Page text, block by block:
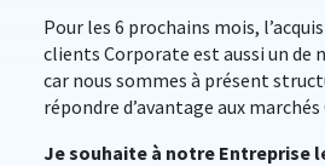
Pour les 6 prochains mois,
clients Corporate est aussi un de
car nous sommes à présent
répondre d’avantage aux
Je souhaite à notre Entreprise